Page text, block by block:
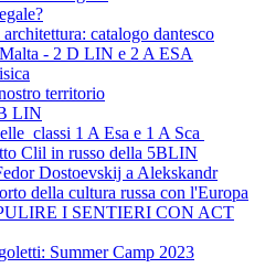
catalogo dantesco
- 2 D LIN e 2 A ESA
territorio
LIN
classi 1 A Esa e 1 A Sca
Clil in russo della 5BLIN
Dostoevskij a Alekskandr
della cultura russa con l'Europa
I SENTIERI CON ACT
Summer Camp 2023